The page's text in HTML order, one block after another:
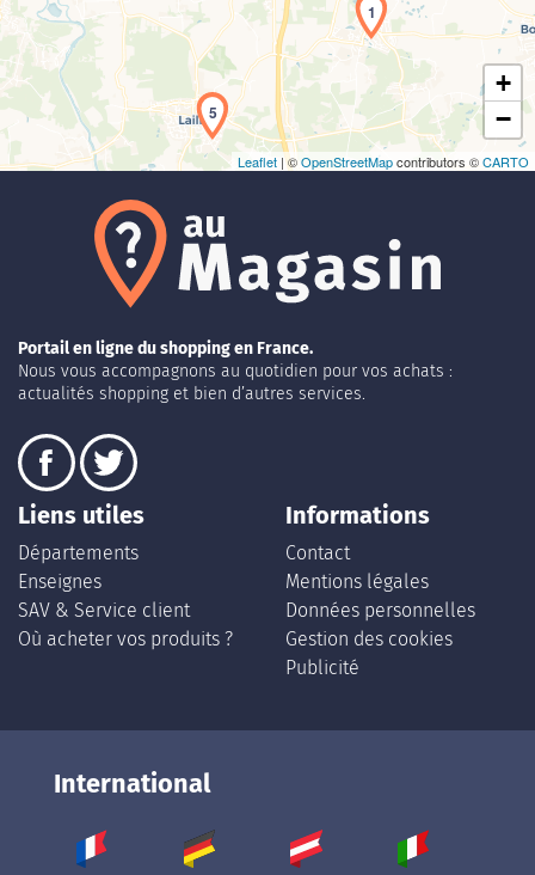
1
5
+
−
Leaflet | ©OpenStreetMapcontributors ©CARTO
Portail en ligne du shopping en France.
Nous vous accompagnons au quotidien pour vos achats :
actualités shopping et bien d’autres services.
Liens utiles
Départements
Enseignes
SAV & Service client
Où acheter vos produits ?
Informations
Contact
Mentions légales
Données personnelles
Gestion des cookies
Publicité
International